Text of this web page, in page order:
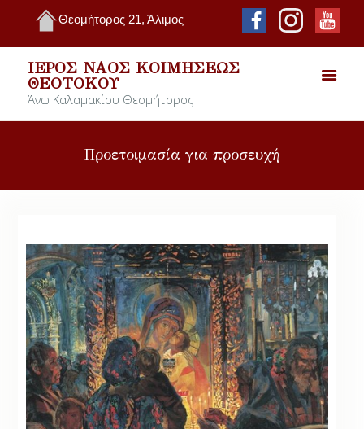
Θεομήτορος 21, Άλιμος
ΙΕΡΌΣ ΝΑΌΣ ΚΟΙΜΉΣΕΩΣ
ΘΕΟΤΌΚΟΥ
Άνω Καλαμακίου Θεομήτορος
Προετοιμασία για προσευχή